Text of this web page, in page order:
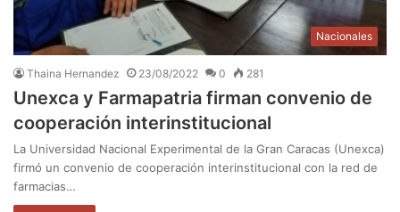
Nacionales
Thaina Hernandez 23/08/2022 0 281
Unexca y Farmapatria firman convenio de
cooperación interinstitucional
La Universidad Nacional Experimental de la Gran Caracas (Unexca)
firmó un convenio de cooperación interinstitucional con la red de
farmacias…